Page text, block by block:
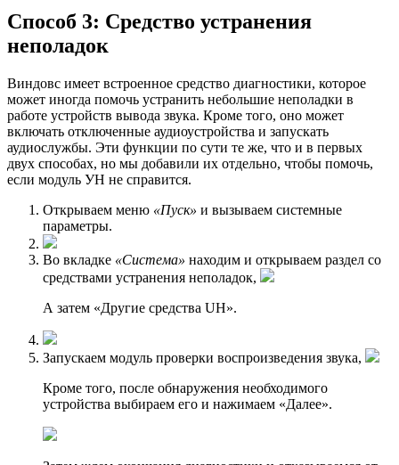
Способ 3: Средство устранения
неполадок
Виндовc имеет встроенное средство диагностики, которое
может иногда помочь устранить небольшие неполадки в
работе устройств вывода звука. Кроме того, оно может
включать отключенные аудиоустройства и запускать
аудиослужбы. Эти функции по сути те же, что и в первых
двух способах, но мы добавили их отдельно, чтобы помочь,
если модуль УН не справится.
Открываем меню «Пуск» и вызываем системные
параметры.
Во вкладке «Система» находим и открываем раздел со
средствами устранения неполадок,
А затем «Другие средства UH».
Запускаем модуль проверки воспроизведения звука,
Кроме того, после обнаружения необходимого
устройства выбираем его и нажимаем «Далее».